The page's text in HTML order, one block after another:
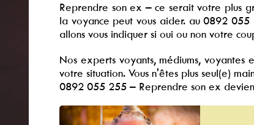
Reprendre son ex – ce serait votre plus
la voyance peut vous aider. au 0892 055
allons vous indiquer si oui ou non votre
Nos experts voyants, médiums, voyantes
votre situation. Vous n'êtes plus seul(e)
0892 055 255 – Reprendre son ex